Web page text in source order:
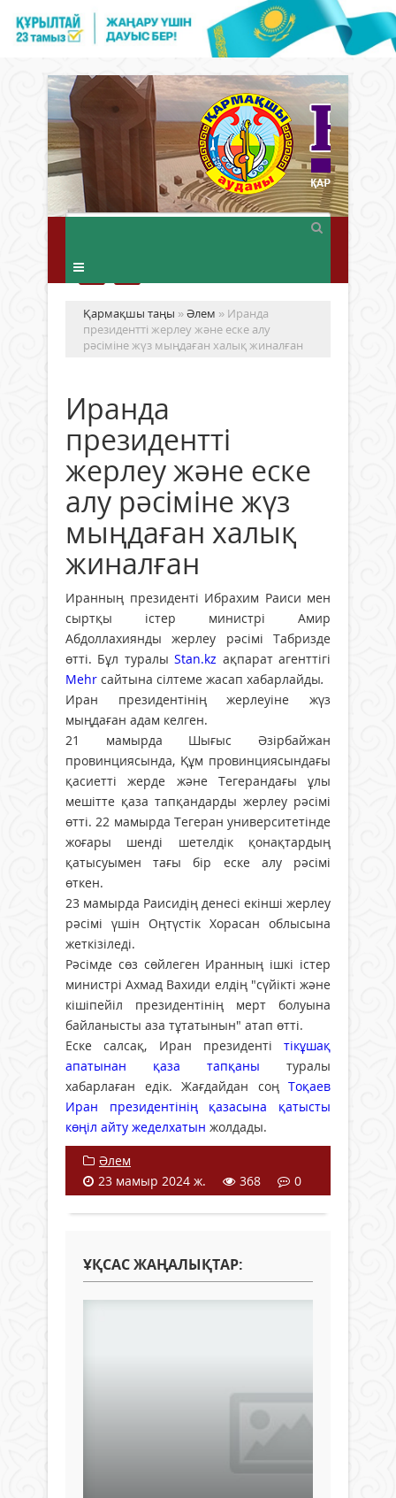
Қармақшы таңы »Әлем » Иранда
президентті жерлеу және еске алу
рәсіміне жүз мыңдаған халық жиналған
Иранда
президентті
жерлеу және еске
алу рәсіміне жүз
мыңдаған халық
жиналған
Иранның президенті Ибрахим Раиси мен
сыртқы істер министрі Амир
Абдоллахиянды жерлеу рәсімі Табризде
өтті. Бұл туралыStan.kz ақпарат агенттігі
Mehr сайтына сілтеме жасап хабарлайды.
Иран президентінің жерлеуіне жүз
мыңдаған адам келген.
21 мамырда Шығыс Әзірбайжан
провинциясында, Құм провинциясындағы
қасиетті жерде және Тегерандағы ұлы
мешітте қаза тапқандарды жерлеу рәсімі
өтті. 22 мамырда Тегеран университетінде
жоғары шенді шетелдік қонақтардың
қатысуымен тағы бір еске алу рәсімі
өткен.
23 мамырда Раисидің денесі екінші жерлеу
рәсімі үшін Оңтүстік Хорасан облысына
жеткізіледі.
Рәсімде сөз сөйлеген Иранның ішкі істер
министрі Ахмад Вахиди елдің "сүйікті және
кішіпейіл президентінің мерт болуына
байланысты аза тұтатынын" атап өтті.
Еске салсақ, Иран президенті тікұшақ
апатынан қаза тапқаны туралы
хабарлаған едік. Жағдайдан соң Тоқаев
Иран президентінің қазасына қатысты
көңіл айту жеделхатын жолдады.
Әлем
23 мамыр 2024 ж.
368 0
ҰҚСАС ЖАҢАЛЫҚТАР: